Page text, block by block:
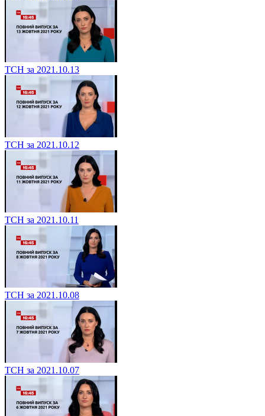
ТСН за 2021.10.13
ТСН за 2021.10.12
ТСН за 2021.10.11
ТСН за 2021.10.08
ТСН за 2021.10.07